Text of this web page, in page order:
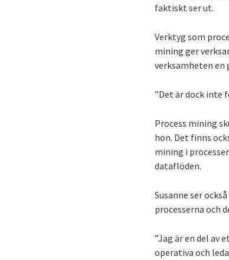
faktiskt ser ut.
Verktyg som
mining ger
verksamheten en
”Det är dock inte
Process mining
hon. Det finns
mining i
dataflöden.
Susanne ser
processerna och
”Jag är en del av
operativa och